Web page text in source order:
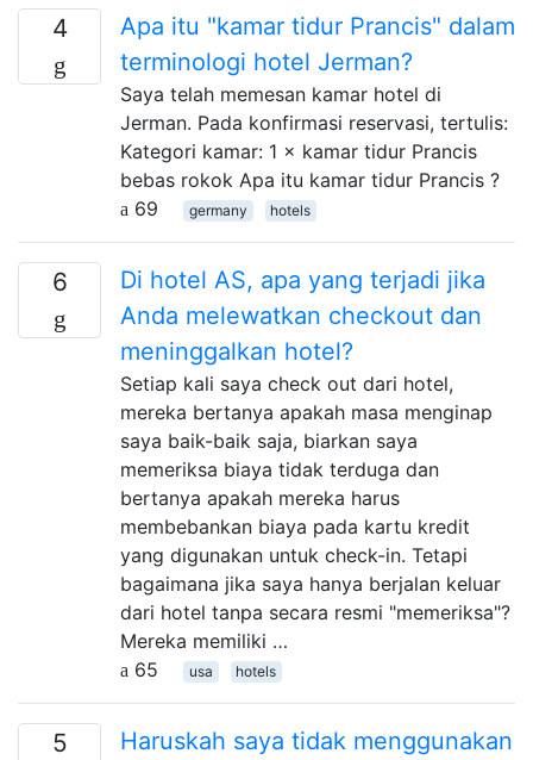
4
Apa itu "kamar tidur Prancis" dalam
terminologi hotel Jerman?
Saya telah memesan kamar hotel di
Jerman. Pada konfirmasi reservasi, tertulis:
Kategori kamar: 1 × kamar tidur Prancis
bebas rokok Apa itu kamar tidur Prancis ?
69
germany hotels
6
Di hotel AS, apa yang terjadi jika
Anda melewatkan checkout dan
meninggalkan hotel?
Setiap kali saya check out dari hotel,
mereka bertanya apakah masa menginap
saya baik-baik saja, biarkan saya
memeriksa biaya tidak terduga dan
bertanya apakah mereka harus
membebankan biaya pada kartu kredit
yang digunakan untuk check-in. Tetapi
bagaimana jika saya hanya berjalan keluar
dari hotel tanpa secara resmi "memeriksa"?
Mereka memiliki …
65
usa hotels
5
Haruskah saya tidak menggunakan